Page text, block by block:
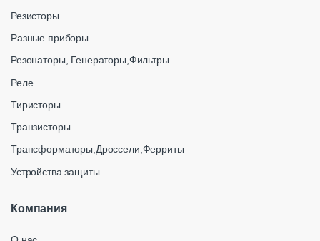
Резисторы
Разные приборы
Резонаторы, Генераторы,Фильтры
Реле
Тиристоры
Транзисторы
Трансформаторы,Дроссели,Ферриты
Устройства защиты
Компания